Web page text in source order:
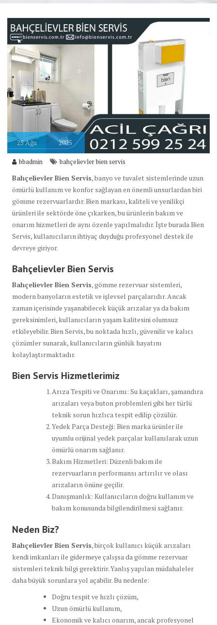
25Ağu 2025
bbadmin bahçelievler bien servis
Bahçelievler Bien Servis, banyo ve tuvalet sistemlerinde uzun
ömürlü kullanım ve konfor sağlayan en önemli unsurlardan biri
gömme rezervuarlardır. Bien markası, kaliteli ve yenilikçi
ürünleri ile sektörde öne çıkarken, bu ürünlerin bakım ve
onarım hizmetleri de aynı özenle yapılmalıdır. İşte burada Bien
Servis, kullanıcıların ihtiyaç duyduğu profesyonel destek ile
devreye giriyor.
Bahçelievler Bien Servis
Bahçelievler Bien Servis, gömme rezervuar sistemleri,
modern banyoların estetik ve işlevsel parçalarıdır. Ancak
zaman içerisinde yaşanabilecek küçük arızalar ya da bakım
gereksinimleri, kullanıcıların yaşam kalitesini olumsuz
etkileyebilir. Bien Servis, bu noktada hızlı, güvenilir ve kalıcı
çözümler sunarak, kullanıcıların günlük hayatını
kolaylaştırmaktadır.
Bien Servis Hizmetlerimiz
Arıza Tespiti ve Onarımı: Su kaçakları, şamandıra
arızaları veya buton problemleri gibi her türlü
teknik sorun hızlıca tespit edilip çözülür.
Yedek Parça Desteği: Bien marka ürünler ile
uyumlu orijinal yedek parçalar kullanılarak uzun
ömürlü onarım sağlanır.
Bakım Hizmetleri: Düzenli bakım ile
rezervuarların performansı artırılır ve olası
arızaların önüne geçilir.
Danışmanlık: Kullanıcıların doğru kullanım ve
bakım konusunda bilgilendirilmesi sağlanır.
Neden Biz?
Bahçelievler Bien Servis, birçok kullanıcı küçük arızaları
kendi imkanları ile gidermeye çalışsa da gömme rezervuar
sistemleri teknik bilgi gerektirir. Yanlış yapılan müdahaleler
daha büyük sorunlara yol açabilir. Bu nedenle:
Doğru tespit ve hızlı çözüm,
Uzun ömürlü kullanım,
Ekonomik ve kalıcı onarım, ancak profesyonel